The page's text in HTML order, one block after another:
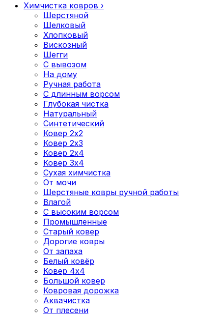
Химчистка ковров ›
Шерстяной
Шелковый
Хлопковый
Вискозный
Шегги
С вывозом
На дому
Ручная работа
С длинным ворсом
Глубокая чистка
Натуральный
Синтетический
Ковер 2x2
Ковер 2х3
Ковер 2x4
Ковер 3x4
Сухая химчистка
От мочи
Шерстяные ковры ручной работы
Влагой
С высоким ворсом
Промышленные
Старый ковер
Дорогие ковры
От запаха
Белый ковёр
Ковер 4x4
Большой ковер
Ковровая дорожка
Аквачистка
От плесени